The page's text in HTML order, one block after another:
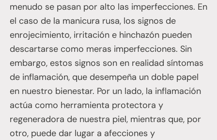
menudo se pasan por alto las imperfecciones. En
el caso de la manicura rusa, los signos de
enrojecimiento, irritación e hinchazón pueden
descartarse como meras imperfecciones. Sin
embargo, estos signos son en realidad síntomas
de inflamación, que desempeña un doble papel
en nuestro bienestar. Por un lado, la inflamación
actúa como herramienta protectora y
regeneradora de nuestra piel, mientras que, por
otro, puede dar lugar a afecciones y